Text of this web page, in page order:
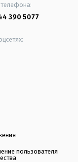
390 5077
пользователя